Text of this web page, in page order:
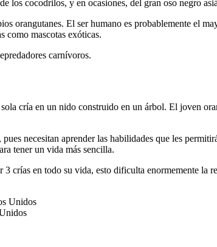
los cocodrilos, y en ocasiones, del gran oso negro
orangutanes. El ser humano es probablemente el
como mascotas exóticas.
carnívoros.
cría en un nido construido en un árbol. El joven
necesitan aprender las habilidades que les
tener un vida más sencilla.
crías en todo su vida, esto dificulta enormemente la